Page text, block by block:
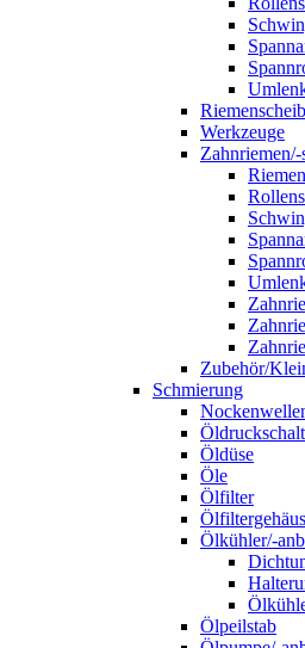
Werkzeuge
Zahnriemen/-
Zubehör/
Schmierung
Öldüse
Öle
Ölfilter
Ölkühler/-
Ölpeilstab